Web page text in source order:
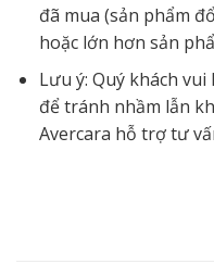
đã mua (sản phẩm
hoặc lớn hơn sản
Lưu ý: Quý khách
để tránh nhầm lẫn
Avercara hỗ trợ tư